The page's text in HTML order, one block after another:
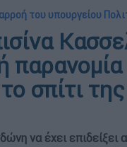
του υπουργείου
σπίτι
να έχει επιδείξει